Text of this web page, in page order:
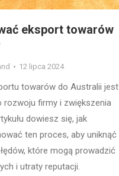
eksport towarów
12 lipca 2024
towarów do Australii jest
rozwoju firmy i zwiększenia
dowiesz się, jak
ten proces, aby uniknąć
które mogą prowadzić
i utraty reputacji.